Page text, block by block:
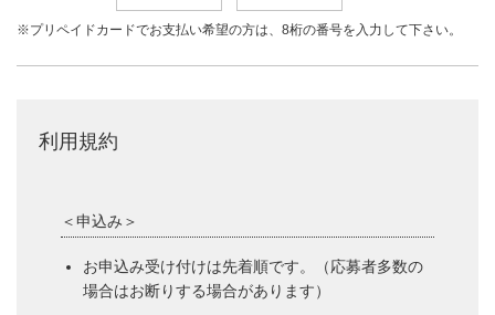
※プリペイドカードでお支払い希望の方は、8桁の番号を入力して下さい。
利用規約
＜申込み＞
お申込み受け付けは先着順です。（応募者多数の
場合はお断りする場合があります）